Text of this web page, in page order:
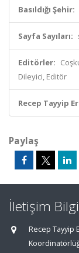
Basıldığı Şehir:
Sayfa Sayıları:
Editörler:
Dileyici, Editör
Recep Tayyip
Paylaş
İletişim
Recep Tayyip